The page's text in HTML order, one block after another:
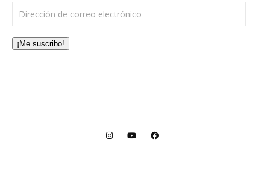
Dirección de correo electrónico
¡Me suscribo!